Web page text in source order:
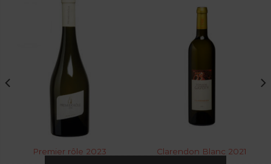
Premier rôle 2023 Clarendon Blanc 2021